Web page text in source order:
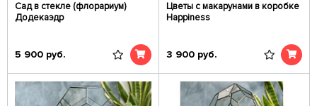
Сад в стекле (флорариум)
Додекаэдр
5 900 руб.
Цветы с макарунами в коробке
Happiness
3 900 руб.